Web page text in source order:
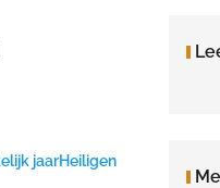
jaarHeiligen